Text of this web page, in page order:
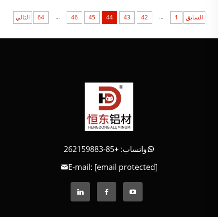
السابق 1
...
42
43
44
45
46
...
64 التالي
واتساب: +85-262159883
E-mail: [email protected]